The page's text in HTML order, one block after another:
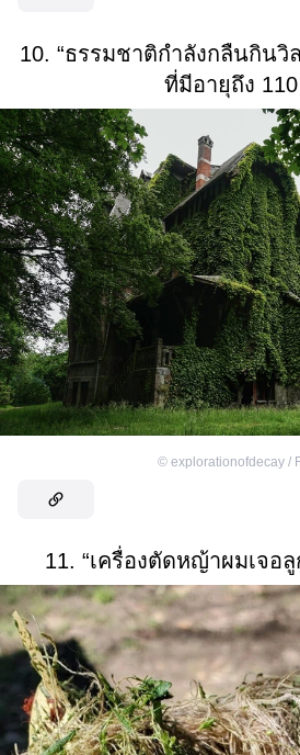
10. “ธรรมชาติกำลังกลืนกินวิ
ที่มีอายุถึง 110
© explorationofdecay /
11. “เครื่องตัดหญ้าผมเจอ